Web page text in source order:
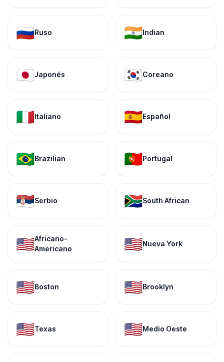
🇷🇺Ruso 🇮🇳Indian
🇯🇵Japonés 🇰🇷Coreano
🇮🇹Italiano 🇪🇸Español
🇧🇷Brazilian 🇵🇹Portugal
🇷🇸Serbio 🇿🇦South African
🇺🇸Africano-
Americano
🇺🇸Nueva York
🇺🇸Boston 🇺🇸Brooklyn
🇺🇸Texas 🇺🇸Medio Oeste